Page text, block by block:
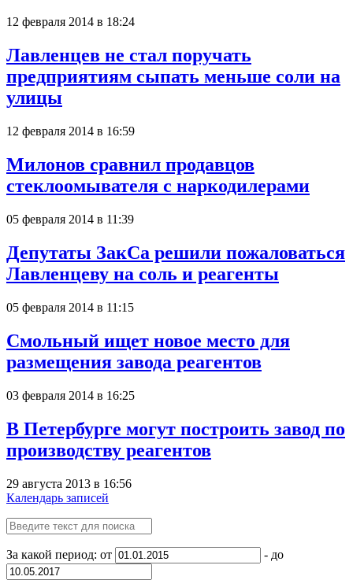
12 февраля 2014 в 18:24
Лавленцев не стал поручать
предприятиям сыпать меньше соли на
улицы
12 февраля 2014 в 16:59
Милонов сравнил продавцов
стеклоомывателя с наркодилерами
05 февраля 2014 в 11:39
Депутаты ЗакСа решили пожаловаться
Лавленцеву на соль и реагенты
05 февраля 2014 в 11:15
Смольный ищет новое место для
размещения завода реагентов
03 февраля 2014 в 16:25
В Петербурге могут построить завод по
производству реагентов
29 августа 2013 в 16:56
Календарь записей
За какой период: от - до